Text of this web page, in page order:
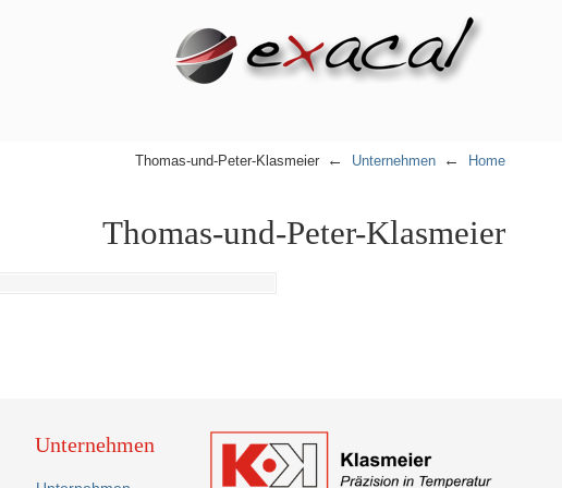
Home
←
Unternehmen
←
Thomas-und-Peter-Klasmeier
Thomas-und-Peter-Klasmeier
Unternehmen